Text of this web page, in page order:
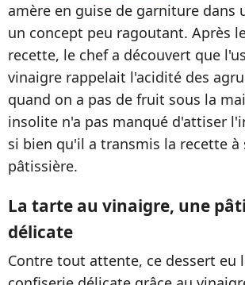
amère en guise de garniture dans
un concept peu ragoutant. Après
recette, le chef a découvert que
vinaigre rappelait l'acidité des
quand on a pas de fruit sous la
insolite n'a pas manqué d'attiser
si bien qu'il a transmis la recette à
pâtissière.
La tarte au vinaigre, une
délicate
Contre tout attente, ce dessert eu